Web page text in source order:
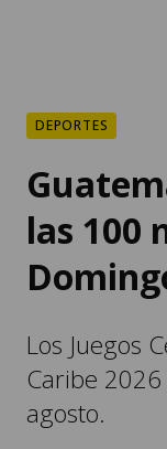
DEPORTES
las 100
Los Juegos
Caribe
agosto.